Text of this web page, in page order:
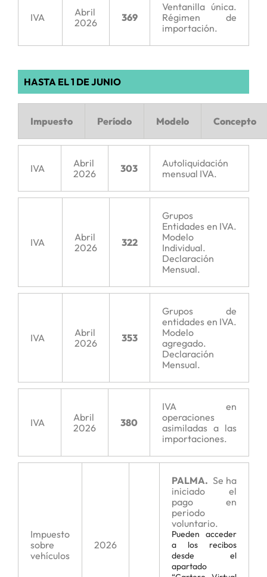
IVA
Abril
2026
369
Ventanilla única.
Régimen de
importación.
HASTA EL 1 DE JUNIO
Impuesto Período Modelo Concepto
IVA
Abril
2026
303
Autoliquidación
mensual IVA.
IVA
Abril
2026
322
Grupos
Entidades en IVA.
Modelo
Individual.
Declaración
Mensual.
IVA
Abril
2026
353
Grupos de
entidades en IVA.
Modelo
agregado.
Declaración
Mensual.
IVA
Abril
2026
380
IVA en
operaciones
asimiladas a las
importaciones.
Impuesto
sobre
vehículos
2026
PALMA. Se ha
iniciado el
pago en
periodo
voluntario.
Pueden acceder
a los recibos
desde el
apartado